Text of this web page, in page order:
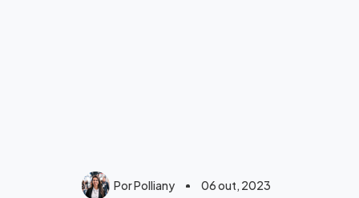
PorPolliany 06 out, 2023